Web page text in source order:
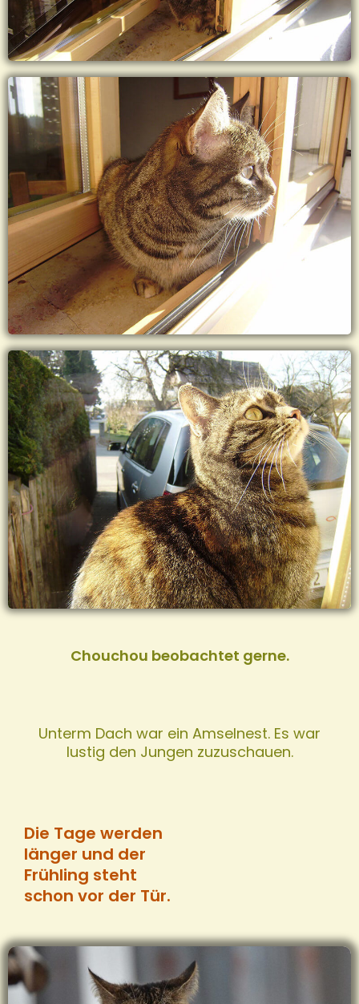
Chouchou beobachtet gerne.
Unterm Dach war ein Amselnest. Es war
lustig den Jungen zuzuschauen.
Die Tage werden
länger und der
Frühling steht
schon vor der Tür.